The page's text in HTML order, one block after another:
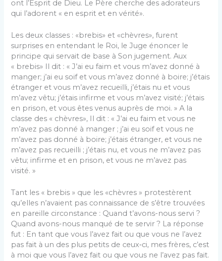
ont l’Esprit de Dieu. Le Père cherche des adorateurs
qui l’adorent « en esprit et en vérité».
Les deux classes : «brebis» et «chèvres», furent
surprises en entendant le Roi, le Juge énoncer le
principe qui servait de base à Son jugement. Aux
« brebis» Il dit : « J’ai eu faim et vous m’avez donné à
manger; j’ai eu soif et vous m’avez donné à boire; j’étais
étranger et vous m’avez recueilli, j’étais nu et vous
m’avez vêtu; j’étais infirme et vous m’avez visité; j’étais
en prison, et vous êtes venus auprès de moi. » A la
classe des « chèvres», Il dit : « J’ai eu faim et vous ne
m’avez pas donné à manger ; j’ai eu soif et vous ne
m’avez pas donné à boire; j’étais étranger, et vous ne
m’avez pas recueilli ; j’étais nu, et vous ne m’avez pas
vêtu; infirme et en prison, et vous ne m’avez pas
visité. »
Tant les « brebis » que les «chèvres » protestèrent
qu’elles n’avaient pas connaissance de s’être trouvées
en pareille circonstance : Quand t’avons-nous servi ?
Quand avons-nous manqué de te servir ? La réponse
fut : En tant que vous l’avez fait ou que vous ne l’avez
pas fait à un des plus petits de ceux‑ci, mes frères, c’est
à moi que vous l’avez fait ou que vous ne l’avez pas fait.